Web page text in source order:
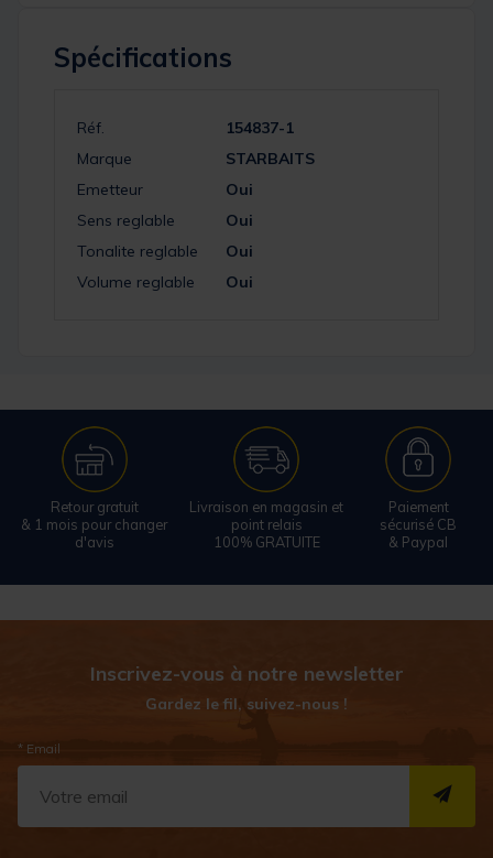
Spécifications
Réf.
154837-1
Marque
STARBAITS
Emetteur
Oui
Sens reglable
Oui
Tonalite reglable
Oui
Volume reglable
Oui
Retour gratuit
& 1 mois pour changer
d'avis
Livraison en magasin et
point relais
100% GRATUITE
Paiement
sécurisé CB
& Paypal
Inscrivez-vous à notre newsletter
Gardez le fil, suivez-nous !
* Email